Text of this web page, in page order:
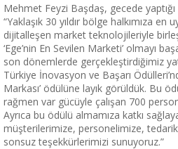
Mehmet Feyzi Başdaş, gecede
“Yaklaşık 30 yıldır bölge halkımıza
dijitalleşen market teknolojileriyle
‘Ege’nin En Sevilen Marketi’ olmayı
son dönemlerde gerçekleştirdiğimiz
Türkiye İnovasyon ve Başarı
Markası’ ödülüne layık görüldük. Bu
rağmen var gücüyle çalışan 700
Ayrıca bu ödülü almamıza katkı
müşterilerimize, personelimize,
sonsuz teşekkürlerimizi sunuyoruz.”